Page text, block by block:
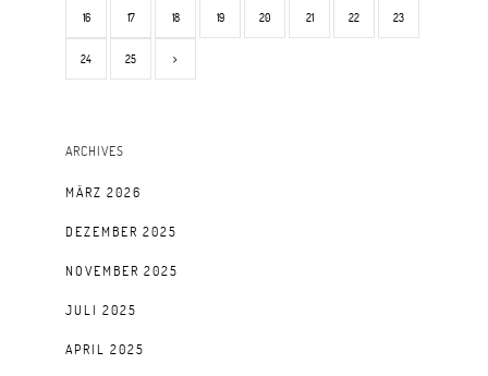
16 17 18 19 20 21 22 23
24 25
ARCHIVES
MÄRZ 2026
DEZEMBER 2025
NOVEMBER 2025
JULI 2025
APRIL 2025